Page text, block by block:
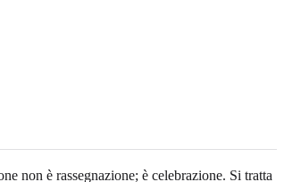
non è rassegnazione; è celebrazione. Si tratta